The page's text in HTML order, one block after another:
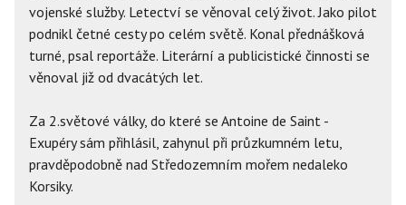
vojenské služby. Letectví se věnoval celý život. Jako pilot
podnikl četné cesty po celém světě. Konal přednášková
turné, psal reportáže. Literární a publicistické činnosti se
věnoval již od dvacátých let.
Za 2.světové války, do které se Antoine de Saint -
Exupéry sám přihlásil, zahynul při průzkumném letu,
pravděpodobně nad Středozemním mořem nedaleko
Korsiky.